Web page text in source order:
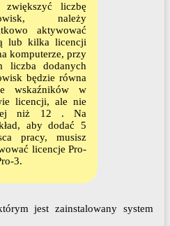
liczbę
należy
aktywować
lub kilka licencji
komputerze, przy
liczba dodanych
będzie równa
wskaźników w
licencji, ale nie
niż 12 . Na
aby dodać 5
pracy, musisz
licencje Pro-
3.
jest zainstalowany system